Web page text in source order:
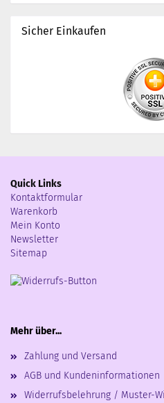
Sicher Einkaufen
Quick Links
Kontaktformular
Warenkorb
Mein Konto
Newsletter
Sitemap
Mehr über...
Zahlung und Versand
AGB und Kundeninformationen
Widerrufsbelehrung / Muster-